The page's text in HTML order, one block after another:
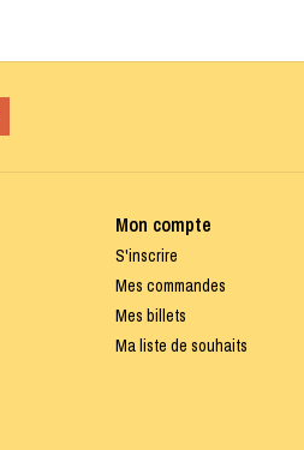
Mon compte
S'inscrire
Mes commandes
Mes billets
Ma liste de souhaits